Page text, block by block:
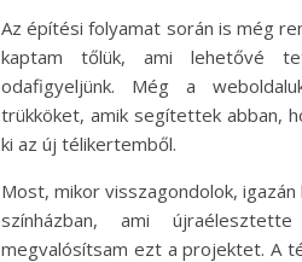
Az építési folyamat során is még
kaptam tőlük, ami lehetővé
odafigyeljünk. Még a
trükköket, amik segítettek abban,
ki az új télikertemből.
Most, mikor visszagondolok,
színházban, ami
megvalósítsam ezt a projektet. A